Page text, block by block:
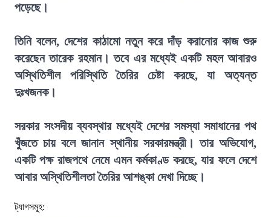
পড়েছে।
তিনি বলেন, দেশের কাঠামো নতুন করে দাঁড় করানোর কাজ শুরু
করেছেন তারেক রহমান। তবে এর মধ্যেই একটি মহল আবারও
অস্থিতিশীল পরিস্থিতি তৈরির চেষ্টা করছে, যা অত্যন্ত
দুঃখজনক।
সরকার সংসদীয় ব্যবস্থার মধ্যেই দেশের সমস্যা সমাধানের পথ
খুঁজতে চায় বলে জানান স্থানীয় সরকারমন্ত্রী। তার অভিযোগ,
একটি পক্ষ রাজপথে নেমে এমন কর্মকাণ্ড করছে, যার ফলে দেশে
আবার অস্থিতিশীলতা তৈরির আশঙ্কা দেখা দিচ্ছে।
ট্যাগসমূহ: